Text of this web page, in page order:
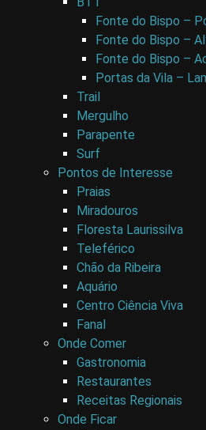
Fonte do Bispo –
Fonte do Bispo –
Fonte do Bispo –
Portas da Vila –
Trail
Mergulho
Parapente
Surf
Pontos de Interesse
Praias
Miradouros
Floresta Laurissilva
Teleférico
Chão da Ribeira
Aquário
Centro Ciência Viva
Fanal
Onde Comer
Gastronomia
Restaurantes
Receitas Regionais
Onde Ficar